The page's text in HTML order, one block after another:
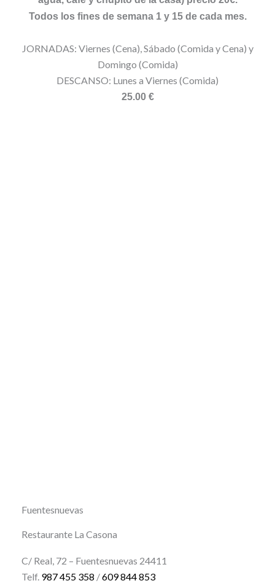
Todos los fines de semana 1 y 15 de cada mes.
JORNADAS: Viernes (Cena), Sábado (Comida y Cena) y
Domingo (Comida)
DESCANSO: Lunes a Viernes (Comida)
25.00 €
Fuentesnuevas
Restaurante La Casona
C/ Real, 72 – Fuentesnuevas 24411
Telf. 987 455 358 /609 844 853